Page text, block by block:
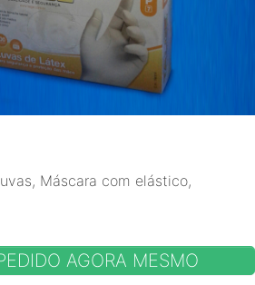
Máscara com elástico,
AGORA MESMO